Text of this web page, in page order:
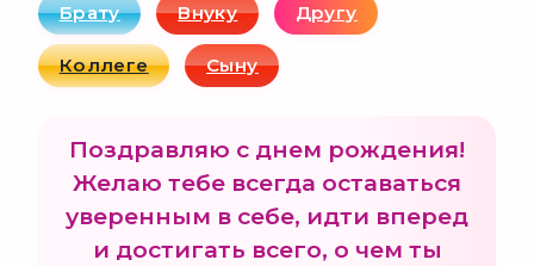
Брату Внуку Другу
Коллеге Сыну
Поздравляю с днем рождения!
Желаю тебе всегда оставаться
уверенным в себе, идти вперед
и достигать всего, о чем ты